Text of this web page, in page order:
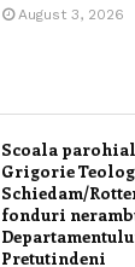
August 3, 2026
Scoala
Grigorie
Schiedam/
fonduri
Pretutindeni